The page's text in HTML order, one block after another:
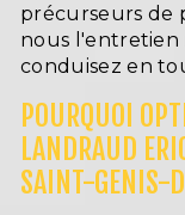
précurseurs de
nous
conduisez en
POURQUOI
LANDRAUD
SAINT-GENIS-